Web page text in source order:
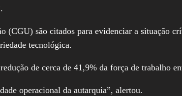
são citados para evidenciar a situação
tecnológica.
de cerca de 41,9% da força de trabalho
operacional da autarquia”, alertou.